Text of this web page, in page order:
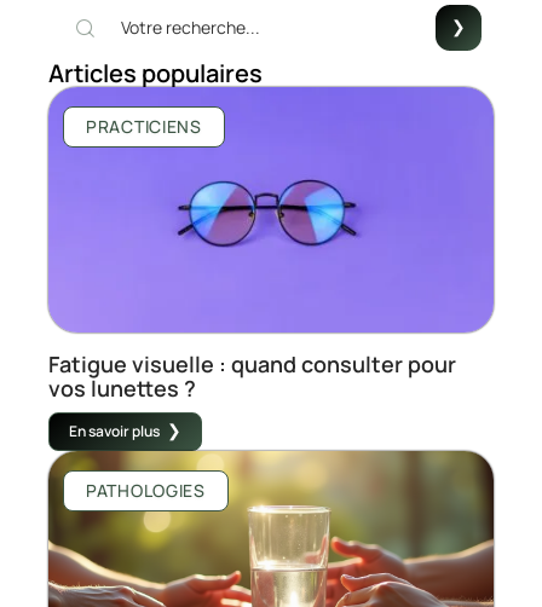
Articles populaires
PRACTICIENS
Fatigue visuelle : quand consulter pour
vos lunettes ?
En savoir plus
PATHOLOGIES